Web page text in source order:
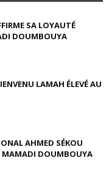
SA LOYAUTÉ
DOUMBOUYA
LAMAH ÉLEVÉ AU
AHMED SÉKOU
MAMADI DOUMBOUYA